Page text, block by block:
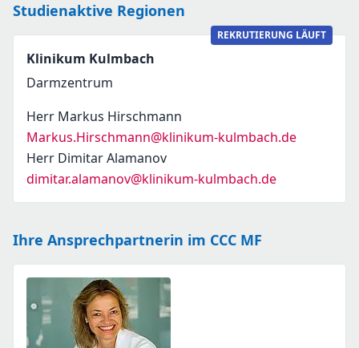
Studienaktive Regionen
REKRUTIERUNG LÄUFT
Klinikum Kulmbach
Darmzentrum
Herr Markus Hirschmann
Markus.Hirschmann@klinikum-kulmbach.de
Herr Dimitar Alamanov
dimitar.alamanov@klinikum-kulmbach.de
Ihre Ansprechpartnerin im CCC MF